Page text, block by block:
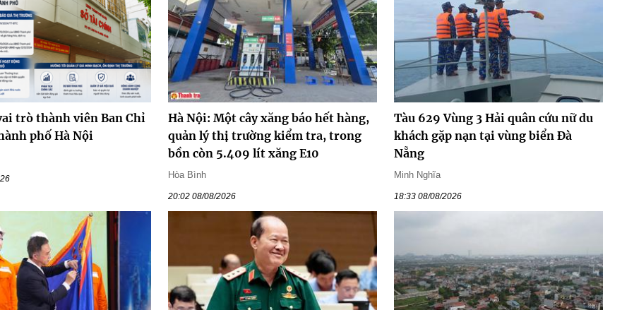
trò thành viên Ban Chỉ
phố Hà Nội
Hà Nội: Một cây xăng báo hết hàng,
quản lý thị trường kiểm tra, trong
bồn còn 5.409 lít xăng E10
Hòa Bình
20:02 08/08/2026
Tàu 629 Vùng 3 Hải quân cứu nữ du
khách gặp nạn tại vùng biển Đà
Nẵng
Minh Nghĩa
18:33 08/08/2026